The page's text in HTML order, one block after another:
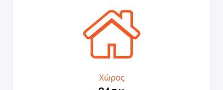
Χώρος